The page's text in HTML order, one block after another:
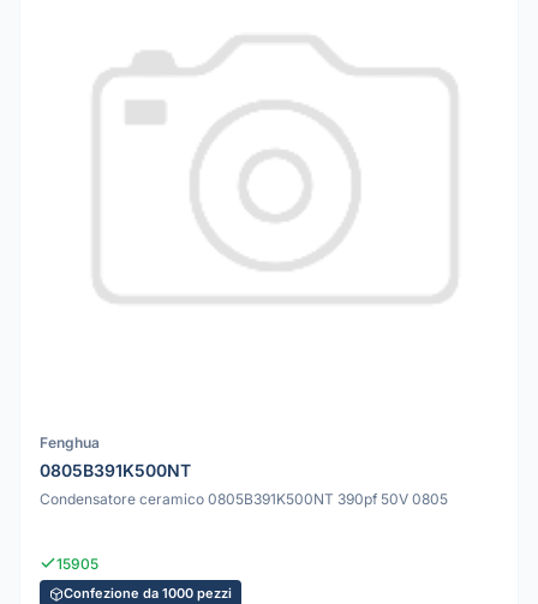
Fenghua
0805B391K500NT
Condensatore ceramico 0805B391K500NT 390pf 50V 0805
15905
Confezione da 1000 pezzi